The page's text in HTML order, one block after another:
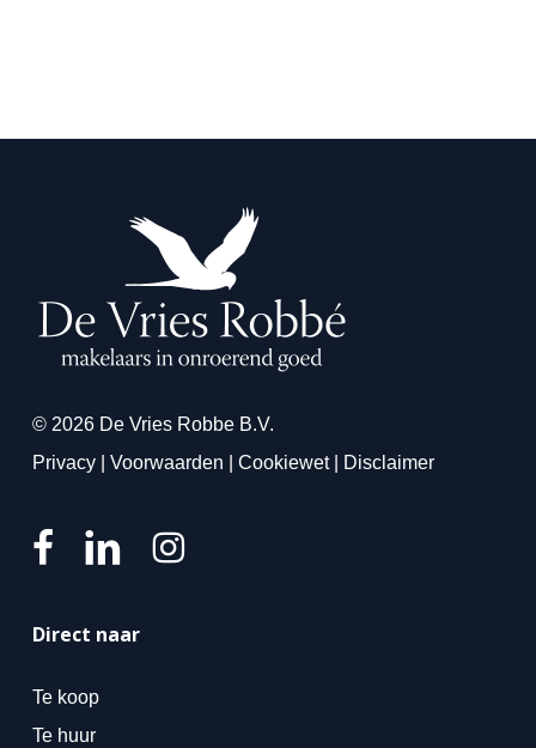
© 2026 De Vries Robbe B.V.
Privacy| Voorwaarden Cookiewet| Disclaimer
Direct naar
Te koop
Te huur